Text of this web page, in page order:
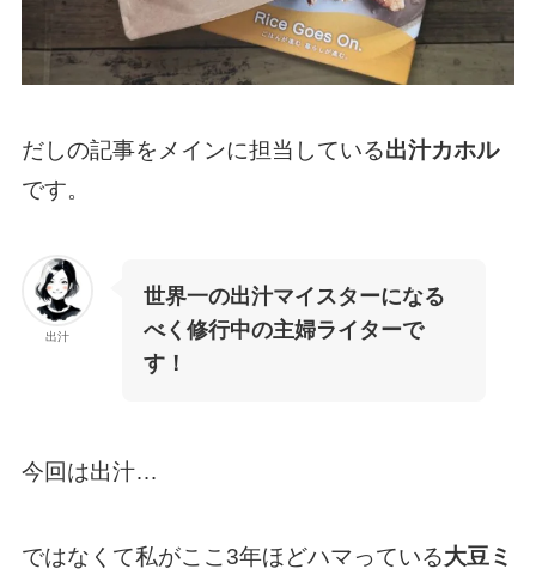
だしの記事をメインに担当している出汁カホル
です。
出汁
世界一の出汁マイスターになる
べく修行中の主婦ライターで
す！
今回は出汁…
ではなくて私がここ3年ほどハマっている大豆ミ